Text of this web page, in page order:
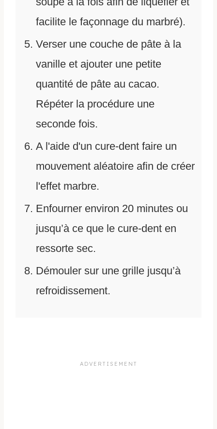
facilite le façonnage du marbré).
Verser une couche de pâte à la
vanille et ajouter une petite
quantité de pâte au cacao.
Répéter la procédure une
seconde fois.
A l'aide d'un cure-dent faire un
mouvement aléatoire afin de créer
l'effet marbre.
Enfourner environ 20 minutes ou
jusqu’à ce que le cure-dent en
ressorte sec.
Démouler sur une grille jusqu’à
refroidissement.